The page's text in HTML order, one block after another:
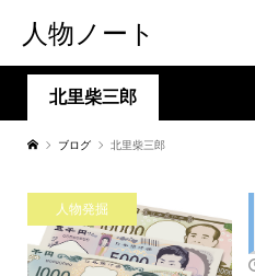
人物ノート
北里柴三郎
ブログ 北里柴三郎
人物発掘